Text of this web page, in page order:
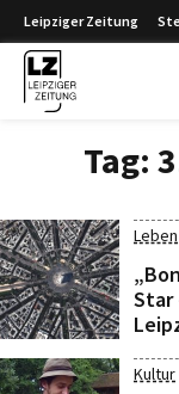
Leipziger Zeitung
Tag:
Leben
Star
Kultur